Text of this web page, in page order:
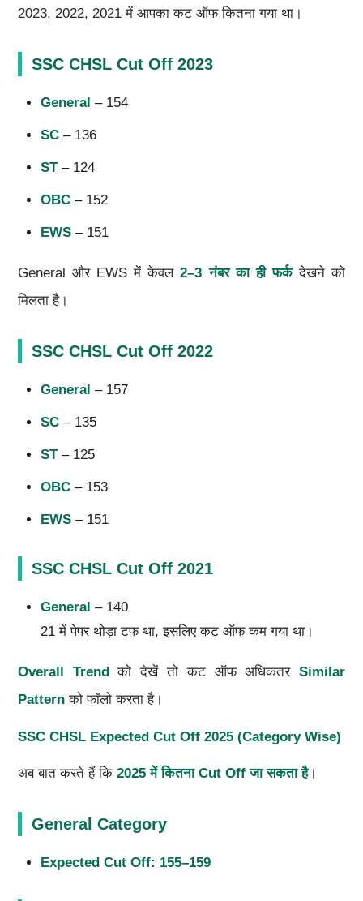
2023, 2022, 2021 में आपका कट ऑफ कितना गया था।
SSC CHSL Cut Off 2023
General – 154
SC– 136
ST– 124
OBC– 152
EWS– 151
General और EWS में केवल2–3 नंबर का ही फर्कदेखने को
मिलता है।
SSC CHSL Cut Off 2022
General – 157
SC– 135
ST– 125
OBC– 153
EWS– 151
SSC CHSL Cut Off 2021
General – 140
21 में पेपर थोड़ा टफ था, इसलिए कट ऑफ कम गया था।
Overall Trendको देखें तो कट ऑफ अधिकतरSimilar
Patternको फॉलो करता है।
SSC CHSL Expected Cut Off 2025 (Category Wise)
अब बात करते हैं कि 2025 में कितना Cut Off जा सकता है।
General Category
Expected Cut Off: 155–159